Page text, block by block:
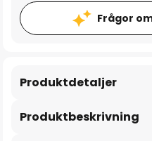
Frågor
Produktbeskrivning
Produktdetaljer